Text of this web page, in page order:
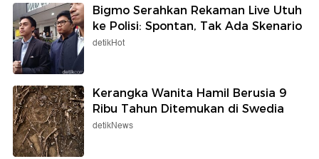
Bigmo Serahkan Rekaman Live Utuh
ke Polisi: Spontan, Tak Ada Skenario
detikHot
Kerangka Wanita Hamil Berusia 9
Ribu Tahun Ditemukan di Swedia
detikNews